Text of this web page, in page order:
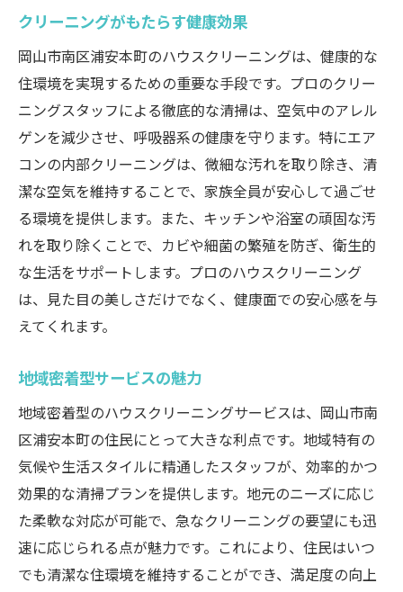
クリーニングがもたらす健康効果
岡山市南区浦安本町のハウスクリーニングは、健康的な
住環境を実現するための重要な手段です。プロのクリー
ニングスタッフによる徹底的な清掃は、空気中のアレル
ゲンを減少させ、呼吸器系の健康を守ります。特にエア
コンの内部クリーニングは、微細な汚れを取り除き、清
潔な空気を維持することで、家族全員が安心して過ごせ
る環境を提供します。また、キッチンや浴室の頑固な汚
れを取り除くことで、カビや細菌の繁殖を防ぎ、衛生的
な生活をサポートします。プロのハウスクリーニング
は、見た目の美しさだけでなく、健康面での安心感を与
えてくれます。
地域密着型サービスの魅力
地域密着型のハウスクリーニングサービスは、岡山市南
区浦安本町の住民にとって大きな利点です。地域特有の
気候や生活スタイルに精通したスタッフが、効率的かつ
効果的な清掃プランを提供します。地元のニーズに応じ
た柔軟な対応が可能で、急なクリーニングの要望にも迅
速に応じられる点が魅力です。これにより、住民はいつ
でも清潔な住環境を維持することができ、満足度の向上